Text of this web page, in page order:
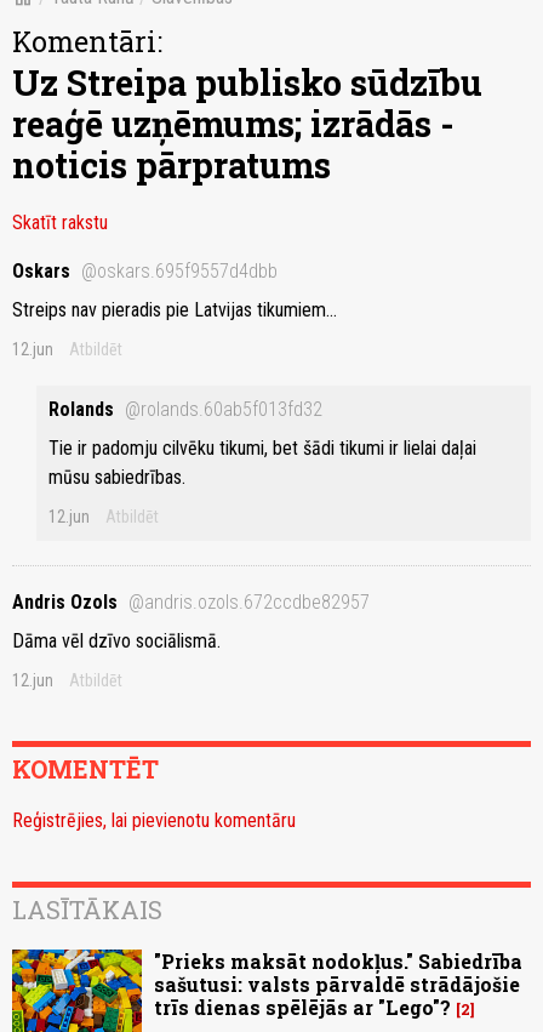
Komentāri:
Uz Streipa publisko sūdzību
reaģē uzņēmums; izrādās -
noticis pārpratums
Skatīt rakstu
Oskars @oskars.695f9557d4dbb
Streips nav pieradis pie Latvijas tikumiem…
12.jun Atbildēt
Rolands @rolands.60ab5f013fd32
Tie ir padomju cilvēku tikumi, bet šādi tikumi ir lielai daļai
mūsu sabiedrības.
12.jun Atbildēt
Andris Ozols @andris.ozols.672ccdbe82957
Dāma vēl dzīvo sociālismā.
12.jun Atbildēt
KOMENTĒT
Reģistrējies, lai pievienotu komentāru
LASĪTĀKAIS
"Prieks maksāt nodokļus." Sabiedrība
sašutusi: valsts pārvaldē strādājošie
trīs dienas spēlējās ar "Lego"?
2